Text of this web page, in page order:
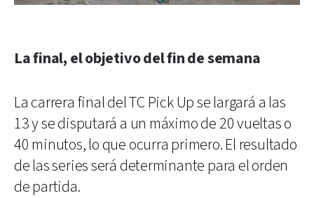
La final, el objetivo del fin de semana
La carrera final del TC Pick Up se largará a las
13 y se disputará a un máximo de 20 vueltas o
40 minutos, lo que ocurra primero. El resultado
de las series será determinante para el orden
de partida.